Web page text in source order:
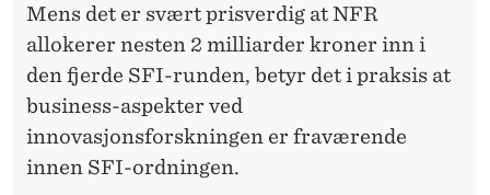
Mens det er svært prisverdig at NFR
allokerer nesten 2 milliarder kroner inn i
den fjerde SFI-runden, betyr det i praksis at
business-aspekter ved
innovasjonsforskningen er fraværende
innen SFI-ordningen.